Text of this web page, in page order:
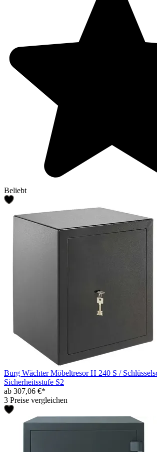
Beliebt
Burg Wächter Möbeltresor H 240 S /
Sicherheitsstufe S2
ab 307,06 €*
3 Preise vergleichen